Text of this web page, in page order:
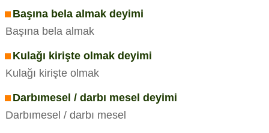
Başına bela almak deyimi
Başına bela almak
Kulağı kirişte olmak deyimi
Kulağı kirişte olmak
Darbımesel / darbı mesel deyimi
Darbımesel / darbı mesel